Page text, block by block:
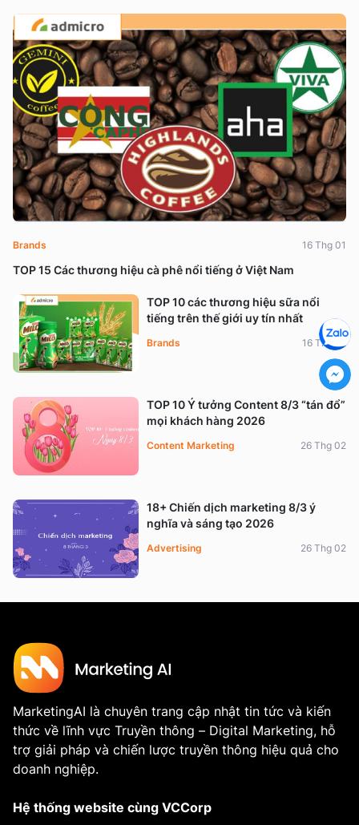
TOP 15 Các thương hiệu cà phê nổi tiếng ở Việt Nam
Brands 16 Thg 01
TOP 10 các thương hiệu sữa nổi
tiếng trên thế giới uy tín nhất
Brands 16 Thg 01
TOP 10 Ý tưởng Content 8/3 “tán đổ”
mọi khách hàng 2026
Content Marketing 26 Thg 02
18+ Chiến dịch marketing 8/3 ý
nghĩa và sáng tạo 2026
Advertising 26 Thg 02
MarketingAI là chuyên trang cập nhật tin tức và kiến
thức về lĩnh vực Truyền thông – Digital Marketing, hỗ
trợ giải pháp và chiến lược truyền thông hiệu quả cho
doanh nghiệp.
Hệ thống website cùng VCCorp